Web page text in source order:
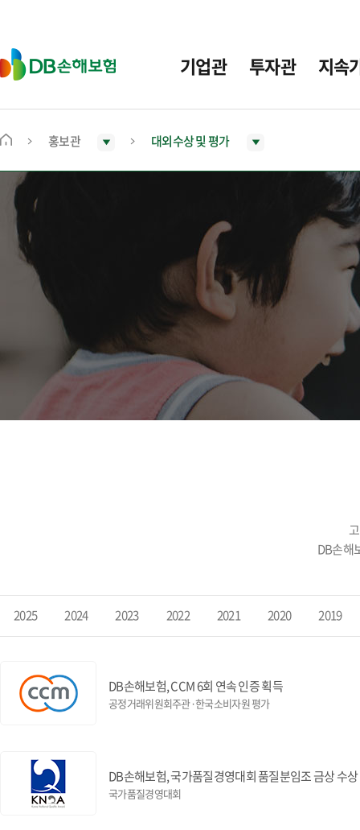
D
B
보
기업관 투자관 지속
메
홍보관 대외수상 및 평가
DB손해
2025 2024 2023 2022 2021 2020 2019
DB손해보험, CCM 6회 연속 인증 획득
공정거래위원회주관·한국소비자원 평가
DB손해보험, 국가품질경영대회 품질분임조 금상 수상
국가품질경영대회